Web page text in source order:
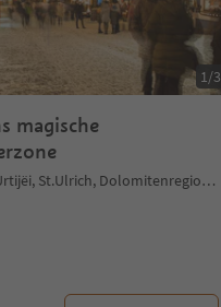
1/3
magische
St. Ulrich/Urtijëi, St.Ulrich, Dolomitenregion Gröden